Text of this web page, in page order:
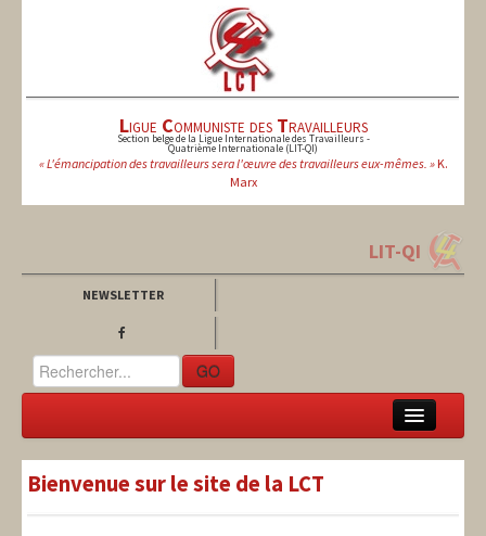
Ligue Communiste des Travailleurs
Section belge de la Ligue Internationale des Travailleurs -
Quatrième Internationale (LIT-QI)
« L'émancipation des travailleurs sera l'œuvre des travailleurs eux-mêmes. »K.
Marx
LIT-QI
NEWSLETTER
GO
LIT-QI
Bienvenue sur le site de la LCT